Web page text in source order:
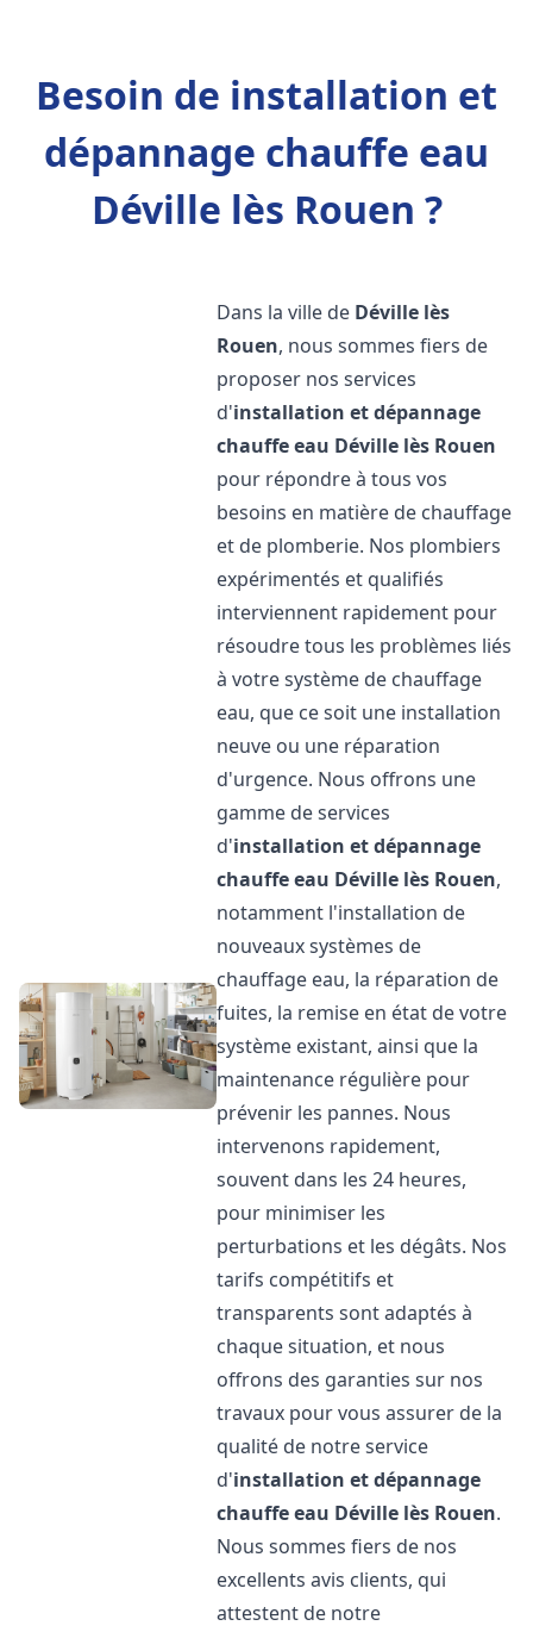
Besoin de installation et
dépannage chauffe eau
Déville lès Rouen ?
Dans la ville de Déville lès
Rouen, nous sommes fiers de
proposer nos services
d'installation et dépannage
chauffe eau Déville lès Rouen
pour répondre à tous vos
besoins en matière de chauffage
et de plomberie. Nos plombiers
expérimentés et qualifiés
interviennent rapidement pour
résoudre tous les problèmes liés
à votre système de chauffage
eau, que ce soit une installation
neuve ou une réparation
d'urgence. Nous offrons une
gamme de services
d'installation et dépannage
chauffe eau Déville lès Rouen,
notamment l'installation de
nouveaux systèmes de
chauffage eau, la réparation de
fuites, la remise en état de votre
système existant, ainsi que la
maintenance régulière pour
prévenir les pannes. Nous
intervenons rapidement,
souvent dans les 24 heures,
pour minimiser les
perturbations et les dégâts. Nos
tarifs compétitifs et
transparents sont adaptés à
chaque situation, et nous
offrons des garanties sur nos
travaux pour vous assurer de la
qualité de notre service
d'installation et dépannage
chauffe eau Déville lès Rouen.
Nous sommes fiers de nos
excellents avis clients, qui
attestent de notre